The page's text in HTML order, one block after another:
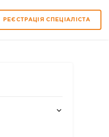
РЕЄСТРАЦІЯ СПЕЦІАЛІСТА